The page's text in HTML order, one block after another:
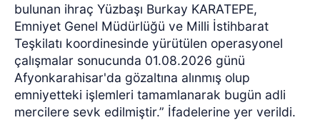
bulunan ihraç Yüzbaşı Burkay KARATEPE,
Emniyet Genel Müdürlüğü ve Milli İstihbarat
Teşkilatı koordinesinde yürütülen operasyonel
çalışmalar sonucunda 01.08.2026 günü
Afyonkarahisar'da gözaltına alınmış olup
emniyetteki işlemleri tamamlanarak bugün adli
mercilere sevk edilmiştir.” İfadelerine yer verildi.